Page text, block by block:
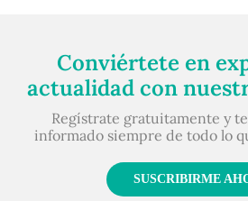
Conviértete en
actualidad con
Regístrate gratuitamente y
informado siempre de todo lo
SUSCRIBIRME